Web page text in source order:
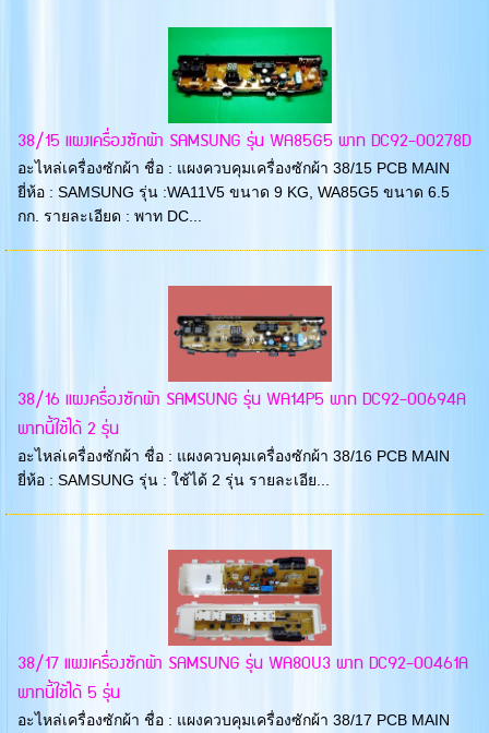
38/15 แผงเครื่องซักผ้า SAMSUNG รุ่น WA85G5 พาท DC92-00278D
อะไหล่เครื่องซักผ้า ชื่อ : แผงควบคุมเครื่องซักผ้า 38/15 PCB MAIN
ยี่ห้อ : SAMSUNG รุ่น :WA11V5 ขนาด 9 KG, WA85G5 ขนาด 6.5
กก. รายละเอียด : พาท DC...
38/16 แผงครื่องซักผ้า SAMSUNG รุ่น WA14P5 พาท DC92-00694A
พาทนี้ใช้ได้ 2 รุ่น
อะไหล่เครื่องซักผ้า ชื่อ : แผงควบคุมเครื่องซักผ้า 38/16 PCB MAIN
ยี่ห้อ : SAMSUNG รุ่น : ใช้ได้ 2 รุ่น รายละเอีย...
38/17 แผงเครื่องซักผ้า SAMSUNG รุ่น WA80U3 พาท DC92-00461A
พาทนี้ใช้ได้ 5 รุ่น
อะไหล่เครื่องซักผ้า ชื่อ : แผงควบคุมเครื่องซักผ้า 38/17 PCB MAIN